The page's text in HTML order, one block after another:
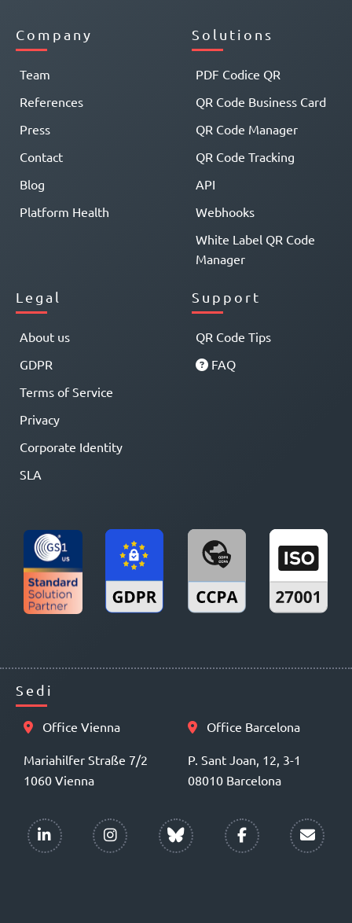
Company
Team
References
Press
Contact
Blog
Platform Health
Solutions
PDF Codice QR
QR Code Business Card
QR Code Manager
QR Code Tracking
API
Webhooks
White Label QR Code
Manager
Legal
About us
GDPR
Terms of Service
Privacy
Corporate Identity
SLA
Support
QR Code Tips
FAQ
Sedi
Office Vienna
Mariahilfer Straße 7/2
1060 Vienna
Office Barcelona
P. Sant Joan, 12, 3-1
08010 Barcelona